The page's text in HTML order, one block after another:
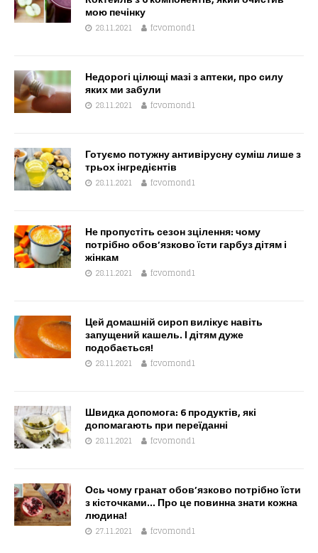
мою печінку
28.11.2021 fcvomond1
Недорогі цілющі мазі з аптеки, про силу
яких ми забули
28.11.2021 fcvomond1
Готуємо потужну антивірусну суміш лише з
трьох інгредієнтів
28.11.2021 fcvomond1
Не пропустіть сезон зцілення: чому
потрібно обов’язково їсти гарбуз дітям і
жінкам
28.11.2021 fcvomond1
Цей домашній сироп вилікує навіть
запущений кашель. І дітям дуже
подобається!
28.11.2021 fcvomond1
Швидка допомога: 6 продуктів, які
допомагають при переїданні
28.11.2021 fcvomond1
Ось чому гранат обов’язково потрібно їсти
з кісточками… Про це повинна знати кожна
людина!
27.11.2021 fcvomond1